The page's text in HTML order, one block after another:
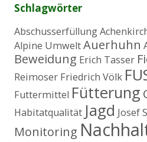
c
h
:
Schlagwörter
Abschusserfüllung
Alpine UmweltAuerhuhn
Beweidung Erich Tasser
Reimoser Friedrich Völk
Futtermittel Fütterung
Habitatqualität Jagd Josef
Monitoring